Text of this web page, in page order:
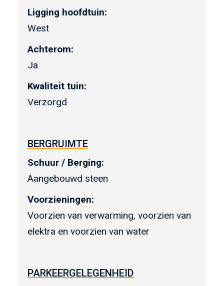
Ligging hoofdtuin:
West
Achterom:
Ja
Kwaliteit tuin:
Verzorgd
BERGRUIMTE
Schuur / Berging:
Aangebouwd steen
Voorzieningen:
Voorzien van verwarming, voorzien van
elektra en voorzien van water
PARKEERGELEGENHEID